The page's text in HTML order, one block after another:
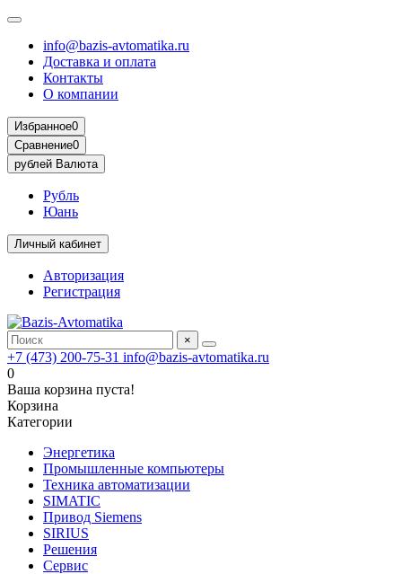
info@bazis-avtomatika.ru
Доставка и оплата
Контакты
О компании
Избранное0
Сравнение0
рублей Валюта
Рубль
Юань
Личный кабинет
Авторизация
Регистрация
×
+7 (473) 200-75-31 info@bazis-avtomatika.ru
0
Ваша корзина пуста!
Корзина
Категории
Энергетика
Промышленные компьютеры
Техника автоматизации
SIMATIC
Привод Siemens
SIRIUS
Решения
Сервис